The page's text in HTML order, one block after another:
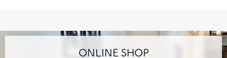
ONLINE SHOP